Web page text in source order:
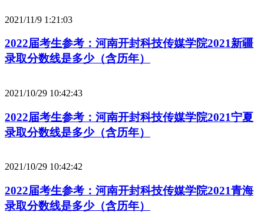
2021/11/9 1:21:03
2022届考生参考：河南开封科技传媒学院2021新疆
录取分数线是多少（含历年）
2021/10/29 10:42:43
2022届考生参考：河南开封科技传媒学院2021宁夏
录取分数线是多少（含历年）
2021/10/29 10:42:42
2022届考生参考：河南开封科技传媒学院2021青海
录取分数线是多少（含历年）